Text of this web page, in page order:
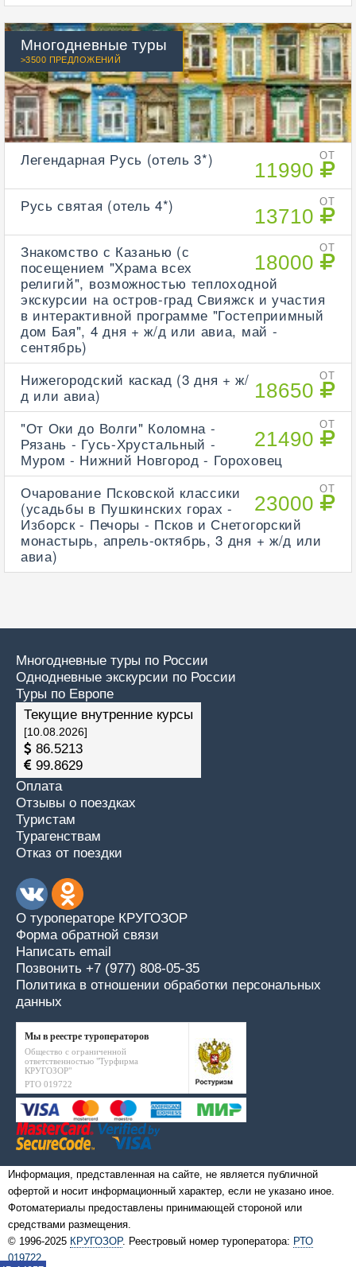
Многодневные туры
>3500 ПРЕДЛОЖЕНИЙ
ОТ
11990
Легендарная Русь (отель 3*)
ОТ
13710
Русь святая (отель 4*)
ОТ
18000
Знакомство с Казанью (с
посещением "Храма всех
религий", возможностью теплоходной
экскурсии на остров-град Свияжск и участия
в интерактивной программе "Гостеприимный
дом Бая", 4 дня + ж/д или авиа, май -
сентябрь)
ОТ
18650
Нижегородский каскад (3 дня + ж/
д или авиа)
ОТ
21490
"От Оки до Волги" Коломна -
Рязань - Гусь-Хрустальный -
Муром - Нижний Новгород - Гороховец
ОТ
23000
Очарование Псковской классики
(усадьбы в Пушкинских горах -
Изборск - Печоры - Псков и Снетогорский
монастырь, апрель-октябрь, 3 дня + ж/д или
авиа)
Многодневные туры по России
Однодневные экскурсии по России
Туры по Европе
Текущие внутренние курсы
[10.08.2026]
86.5213
99.8629
Оплата
Отзывы о поездках
Туристам
Турагенствам
Отказ от поездки
О туроператоре КРУГОЗОР
Форма обратной связи
Написать email
Позвонить +7 (977) 808-05-35
Политика в отношении обработки персональных
данных
Мы в реестре туроператоров
Общество с ограниченной
ответственностью "Турфирма
КРУГОЗОР"
РТО 019722
Информация, представленная на сайте, не является публичной
офертой и носит информационный характер, если не указано иное.
Фотоматериалы предоставлены принимающей стороной или
средствами размещения.
© 1996-2025 КРУГОЗОР. Реестровый номер туроператора: РТО
019722